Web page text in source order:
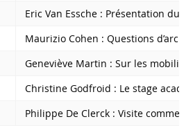
Eric Van Essche : Présentation du
Maurizio Cohen : Questions
Geneviève Martin : Sur les
Christine Godfroid : Le stage
Philippe De Clerck : Visite